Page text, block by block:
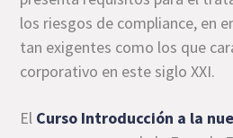
los riesgos de compliance, en
tan exigentes como los que
corporativo en este siglo XXI.
El Curso Introducción a la